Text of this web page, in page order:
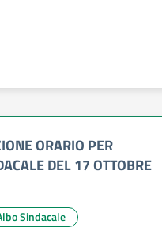
ORARIO PER
DEL 17 OTTOBRE
Sindacale